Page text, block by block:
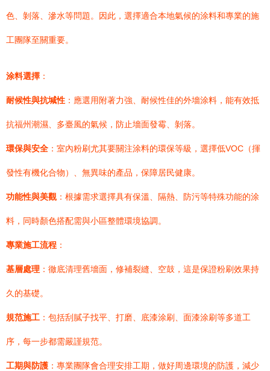
色、剝落、滲水等問題。因此，選擇適合本地氣候的涂料和專業的施
工團隊至關重要。
涂料選擇 ：
耐候性與抗堿性 ：應選用附著力強、耐候性佳的外墻涂料，能有效抵
抗福州潮濕、多臺風的氣候，防止墻面發霉、剝落。
環保與安全 ：室內粉刷尤其要關注涂料的環保等級，選擇低VOC（揮
發性有機化合物）、無異味的產品，保障居民健康。
功能性與美觀：根據需求選擇具有保溫、隔熱、防污等特殊功能的涂
料，同時顏色搭配需與小區整體環境協調。
專業施工流程 ：
基層處理 ：徹底清理舊墻面，修補裂縫、空鼓，這是保證粉刷效果持
久的基礎。
規范施工 ：包括刮膩子找平、打磨、底漆涂刷、面漆涂刷等多道工
序，每一步都需嚴謹規范。
工期與防護 ：專業團隊會合理安排工期，做好周邊環境的防護，減少